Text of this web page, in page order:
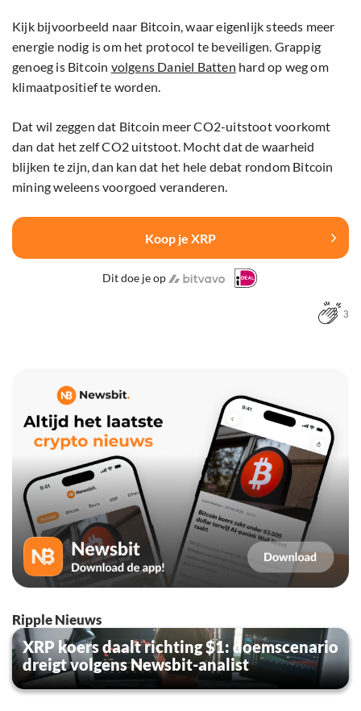
Kijk bijvoorbeeld naar Bitcoin, waar eigenlijk steeds meer
energie nodig is om het protocol te beveiligen. Grappig
genoeg is Bitcoin volgens Daniel Batten hard op weg om
klimaatpositief te worden.
Dat wil zeggen dat Bitcoin meer CO2-uitstoot voorkomt
dan dat het zelf CO2 uitstoot. Mocht dat de waarheid
blijken te zijn, dan kan dat het hele debat rondom Bitcoin
mining weleens voorgoed veranderen.
Koop je XRP
Dit doe je op
3
Ripple Nieuws
XRP koers daalt richting $1: doemscenario
dreigt volgens Newsbit-analist